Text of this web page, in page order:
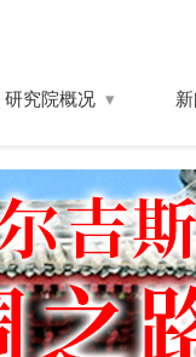
研究院概况